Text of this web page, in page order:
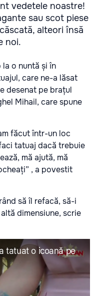
vedetele noastre!
sau scot piese
alteori însă
noi.
la o nuntă și în
care ne-a lăsat
desenat pe brațul
Mihail, care spune
făcut într-un loc
tatuaj dacă trebuie
mă ajută, mă
, a povestit
să îl refacă, să-i
dimensiune, scrie